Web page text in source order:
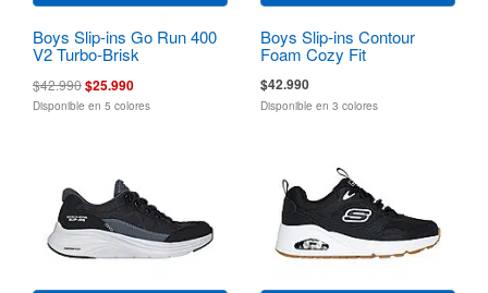
Boys Slip-ins Go Run 400
V2 Turbo-Brisk
$42.990$25.990
Disponible en 5 colores
Boys Slip-ins Contour
Foam Cozy Fit
$42.990
Disponible en 3 colores